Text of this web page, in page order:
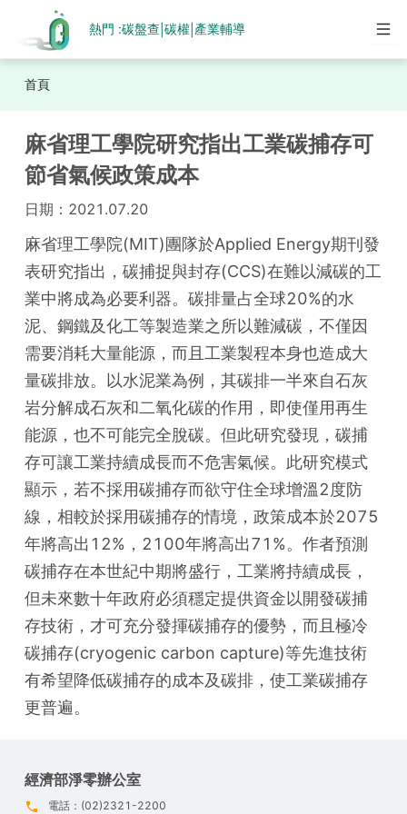
熱門 :碳盤查 碳權| 產業輔導
首頁
麻省理工學院研究指出工業碳捕存可
節省氣候政策成本
日期： 2021.07.20
麻省理工學院(MIT)團隊於Applied Energy期刊發
表研究指出，碳捕捉與封存(CCS)在難以減碳的工
業中將成為必要利器。碳排量占全球20%的水
泥、鋼鐵及化工等製造業之所以難減碳，不僅因
需要消耗大量能源，而且工業製程本身也造成大
量碳排放。以水泥業為例，其碳排一半來自石灰
岩分解成石灰和二氧化碳的作用，即使僅用再生
能源，也不可能完全脫碳。但此研究發現，碳捕
存可讓工業持續成長而不危害氣候。此研究模式
顯示，若不採用碳捕存而欲守住全球增溫2度防
線，相較於採用碳捕存的情境，政策成本於2075
年將高出12%，2100年將高出71%。作者預測
碳捕存在本世紀中期將盛行，工業將持續成長，
但未來數十年政府必須穩定提供資金以開發碳捕
存技術，才可充分發揮碳捕存的優勢，而且極冷
碳捕存(cryogenic carbon capture)等先進技術
有希望降低碳捕存的成本及碳排，使工業碳捕存
更普遍。
經濟部淨零辦公室
電話：(02)2321-2200